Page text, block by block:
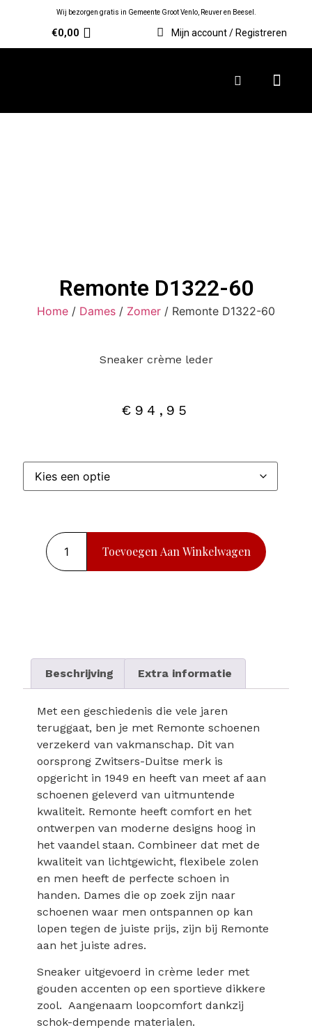
Wij bezorgen gratis in Gemeente Groot Venlo, Reuver en Beesel.
€0,00 Mijn account / Registreren
Remonte D1322-60
Home / Dames / Zomer / Remonte D1322-60
Sneaker crème leder
€ 94,95
Toevoegen Aan Winkelwagen
Beschrijving Extra informatie
Met een geschiedenis die vele jaren
teruggaat, ben je met Remonte schoenen
verzekerd van vakmanschap. Dit van
oorsprong Zwitsers-Duitse merk is
opgericht in 1949 en heeft van meet af aan
schoenen geleverd van uitmuntende
kwaliteit. Remonte heeft comfort en het
ontwerpen van moderne designs hoog in
het vaandel staan. Combineer dat met de
kwaliteit van lichtgewicht, flexibele zolen
en men heeft de perfecte schoen in
handen. Dames die op zoek zijn naar
schoenen waar men ontspannen op kan
lopen tegen de juiste prijs, zijn bij Remonte
aan het juiste adres.
Sneaker uitgevoerd in crème leder met
gouden accenten op een sportieve dikkere
zool. Aangenaam loopcomfort dankzij
schok-dempende materialen.